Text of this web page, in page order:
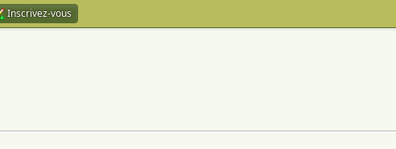
Inscrivez-vous